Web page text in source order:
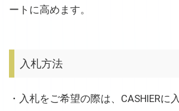
ートに高めます。
入札方法
・入札をご希望の際は、CASHIERに